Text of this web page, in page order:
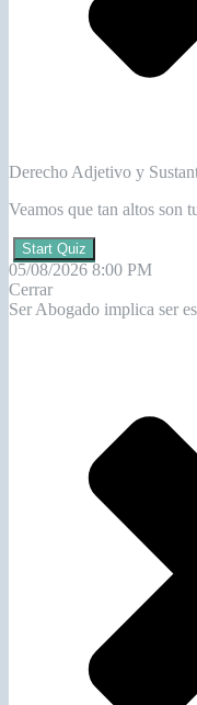
Derecho Adjetivo y
Veamos que tan altos son
Start Quiz
05/08/2026 8:00 PM
Cerrar
Ser Abogado implica ser